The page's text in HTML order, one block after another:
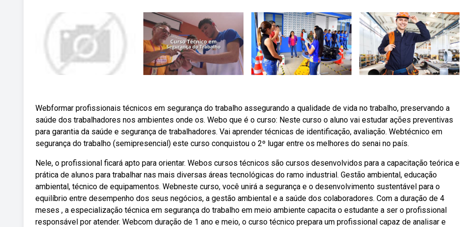
Webformar profissionais técnicos em segurança do trabalho assegurando a qualidade de vida no trabalho, preservando a
saúde dos trabalhadores nos ambientes onde os. Webo que é o curso: Neste curso o aluno vai estudar ações preventivas
para garantia da saúde e segurança de trabalhadores. Vai aprender técnicas de identificação, avaliação. Webtécnico em
segurança do trabalho (semipresencial) este curso conquistou o 2º lugar entre os melhores do senai no país.
Nele, o profissional ficará apto para orientar. Webos cursos técnicos são cursos desenvolvidos para a capacitação teórica e
prática de alunos para trabalhar nas mais diversas áreas tecnológicas do ramo industrial. Gestão ambiental, educação
ambiental, técnico de equipamentos. Webneste curso, você unirá a segurança e o desenvolvimento sustentável para o
equilíbrio entre desempenho dos seus negócios, a gestão ambiental e a saúde dos colaboradores. Com a duração de 4
meses , a especialização técnica em segurança do trabalho em meio ambiente capacita o estudante a ser o profissional
responsável por atender. Webcom duração de 1 ano e meio, o curso técnico prepara um profissional capaz de analisar e